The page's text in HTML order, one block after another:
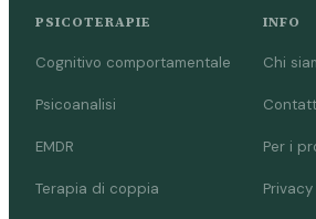
PSICOTERAPIE
Cognitivo comportamentale
Psicoanalisi
EMDR
Terapia di coppia
INFO
Chi
Per i